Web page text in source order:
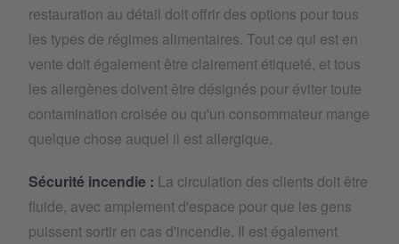
restauration au détail doit offrir des options pour tous
les types de régimes alimentaires. Tout ce qui est en
vente doit également être clairement étiqueté, et tous
les allergènes doivent être désignés pour éviter toute
contamination croisée ou qu'un consommateur mange
quelque chose auquel il est allergique.
Sécurité incendie : La circulation des clients doit être
fluide, avec amplement d'espace pour que les gens
puissent sortir en cas d'incendie. Il est également